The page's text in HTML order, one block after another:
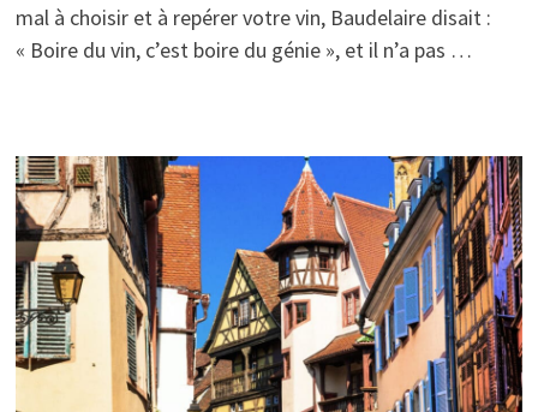
mal à choisir et à repérer votre vin, Baudelaire disait :
« Boire du vin, c’est boire du génie », et il n’a pas …